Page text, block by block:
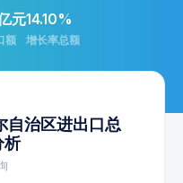
元
额
14.10%
增长率总额
治区进出口总
析